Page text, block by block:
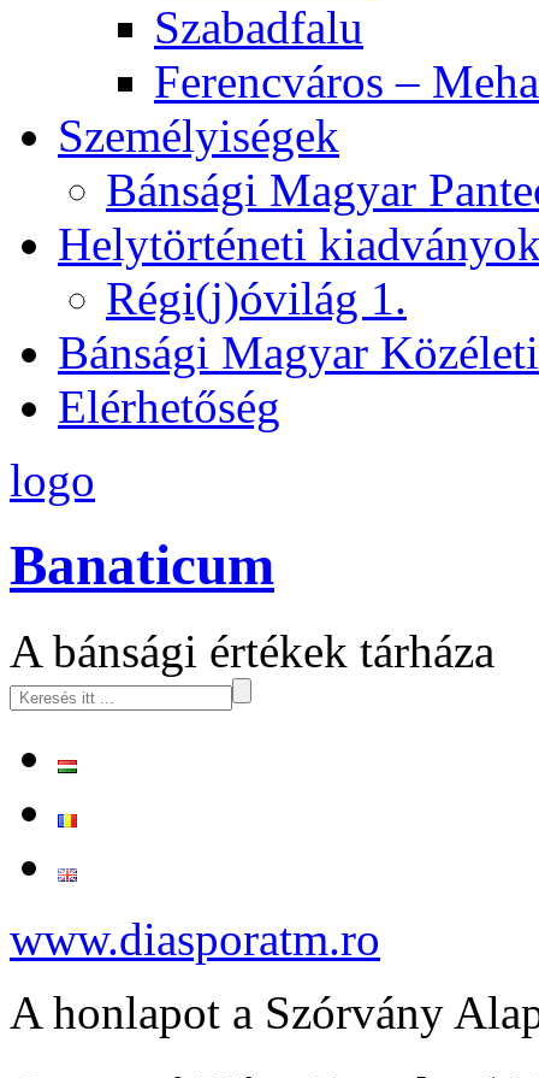
Szabadfalu
Ferencváros –
Személyiségek
Bánsági Magyar
Helytörténeti
Régi(j)óvilág 1.
Bánsági Magyar
Elérhetőség
logo
Banaticum
A bánsági értékek tárháza
www.diasporatm.ro
A honlapot a Szórvány